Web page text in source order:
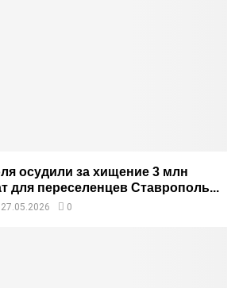
осудили за хищение 3 млн
для переселенцев Ставрополь...
27.05.2026 0